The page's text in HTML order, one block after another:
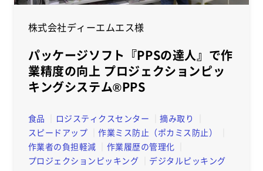
株式会社ディーエムエス様
パッケージソフト『PPSの達人』で作
業精度の向上 プロジェクションピッ
キングシステム®PPS
食品 ロジスティクスセンター
摘み取り
スピードアップ
作業ミス防止（ポカミス防止）
作業者の負担軽減
作業履歴の管理化
プロジェクションピッキング
デジタルピッキング